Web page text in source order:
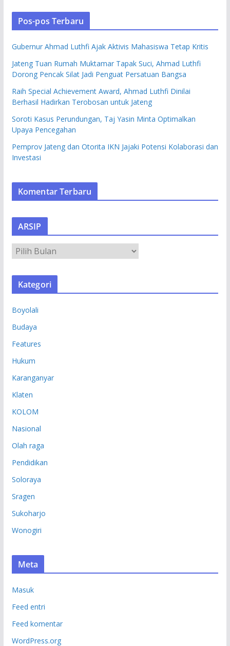
Pos-pos Terbaru
Gubernur Ahmad Luthfi Ajak Aktivis Mahasiswa Tetap Kritis
Jateng Tuan Rumah Muktamar Tapak Suci, Ahmad Luthfi
Dorong Pencak Silat Jadi Penguat Persatuan Bangsa
Raih Special Achievement Award, Ahmad Luthfi Dinilai
Berhasil Hadirkan Terobosan untuk Jateng
Soroti Kasus Perundungan, Taj Yasin Minta Optimalkan
Upaya Pencegahan
Pemprov Jateng dan Otorita IKN Jajaki Potensi Kolaborasi dan
Investasi
Komentar Terbaru
ARSIP
R
S
Kategori
Boyolali
Budaya
Features
Hukum
Karanganyar
Klaten
KOLOM
Nasional
Olah raga
Pendidikan
Soloraya
Sragen
Sukoharjo
Wonogiri
Meta
Masuk
Feed entri
Feed komentar
WordPress.org